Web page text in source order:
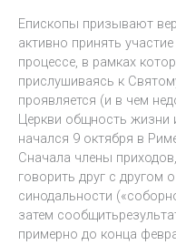
Епископы призывают
активно принять
процессе, в рамках
прислушиваясь к
проявляется (и в чем
Церкви общность жизни
начался 9 октября в
Сначала члены
говорить друг с другом
синодальности
затем
примерно до конца